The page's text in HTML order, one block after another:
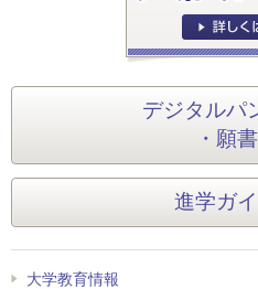
デジタルパ
・願
進学ガ
大学教育情報